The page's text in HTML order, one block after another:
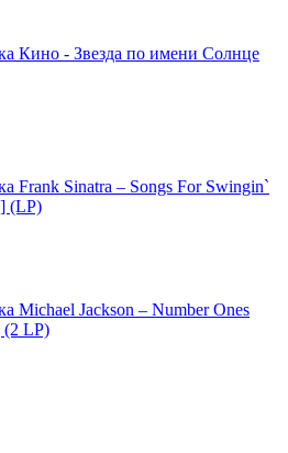
Кино - Звезда по имени Солнце
Frank Sinatra – Songs For Swingin`
(LP)
Michael Jackson – Number Ones
(2 LP)